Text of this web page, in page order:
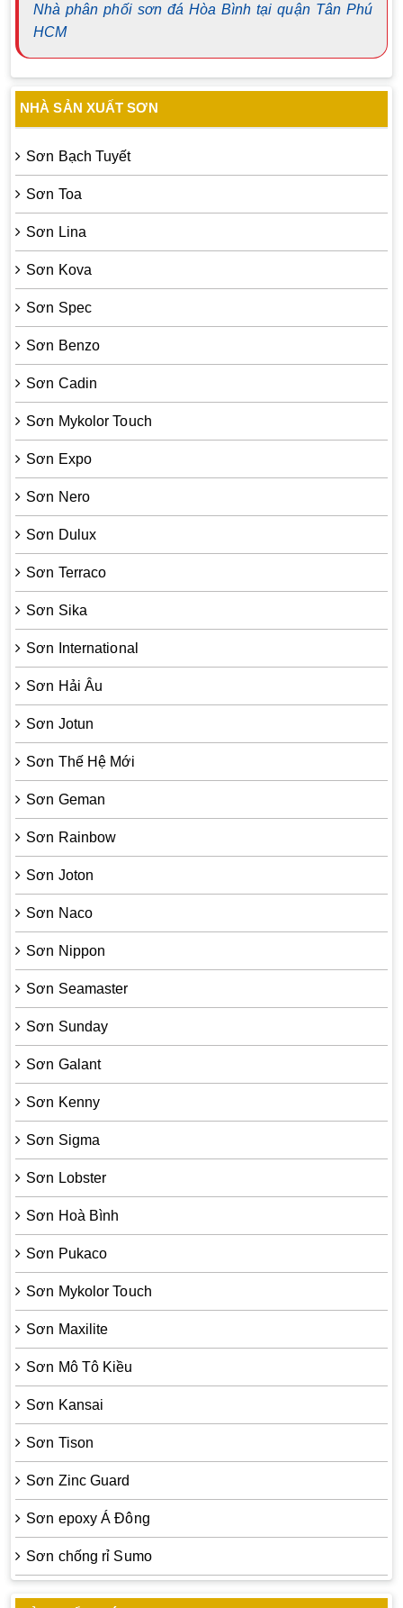
Nhà phân phối sơn đá Hòa Bình tại quận Tân Phú
HCM
NHÀ SẢN XUẤT SƠN
Sơn Bạch Tuyết
Sơn Toa
Sơn Lina
Sơn Kova
Sơn Spec
Sơn Benzo
Sơn Cadin
Sơn Mykolor Touch
Sơn Expo
Sơn Nero
Sơn Dulux
Sơn Terraco
Sơn Sika
Sơn International
Sơn Hải Âu
Sơn Jotun
Sơn Thế Hệ Mới
Sơn Geman
Sơn Rainbow
Sơn Joton
Sơn Naco
Sơn Nippon
Sơn Seamaster
Sơn Sunday
Sơn Galant
Sơn Kenny
Sơn Sigma
Sơn Lobster
Sơn Hoà Bình
Sơn Pukaco
Sơn Mykolor Touch
Sơn Maxilite
Sơn Mô Tô Kiều
Sơn Kansai
Sơn Tison
Sơn Zinc Guard
Sơn epoxy Á Đông
Sơn chống rỉ Sumo